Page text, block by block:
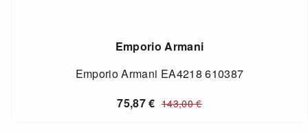
Emporio Armani
Emporio Armani EA4218 610387
75,87€ 143,00€